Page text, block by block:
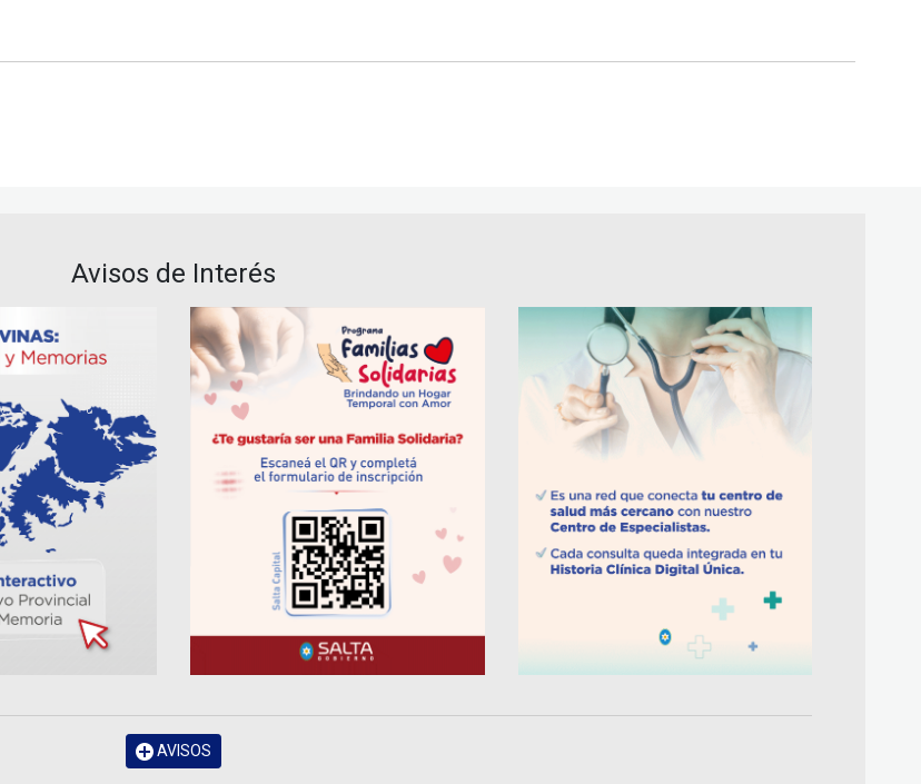
Avisos de Interés
AVISOS